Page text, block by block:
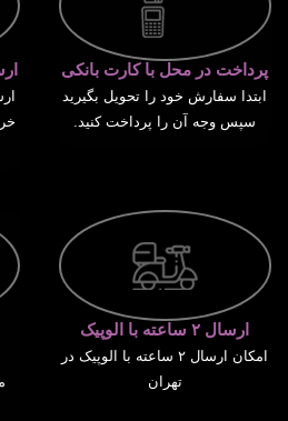
پرداخت در محل با کارت بانکی
ابتدا سفارش خود را تحویل بگیرید
سپس وجه آن را پرداخت کنید.
ارسال ۲ ساعته با الوپیک
امکان ارسال ۲ ساعته با الوپیک در
تهران